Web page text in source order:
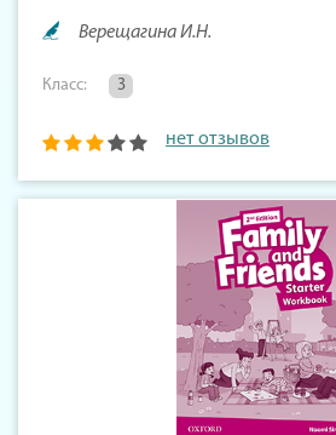
Верещагина И.Н.
Класс: 3
нет отзывов